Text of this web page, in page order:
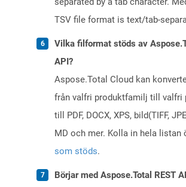
TSV file format is text/tab-
Vilka filformat stöds av
API?
Aspose.Total Cloud kan
från valfri produktfamilj till valfri
till PDF, DOCX, XPS, bild(TIFF,
MD och mer. Kolla in hela listan
som stöds.
Börjar med Aspose.Total REST